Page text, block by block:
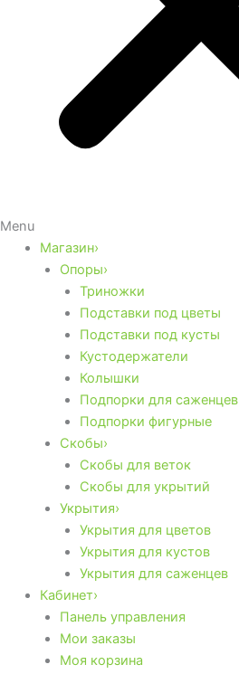
Menu
Магазин›
Опоры›
Триножки
Подставки под цветы
Подставки под кусты
Кустодержатели
Колышки
Подпорки для саженцев
Подпорки фигурные
Скобы›
Скобы для веток
Скобы для укрытий
Укрытия›
Укрытия для цветов
Укрытия для кустов
Укрытия для саженцев
Кабинет›
Панель управления
Мои заказы
Моя корзина